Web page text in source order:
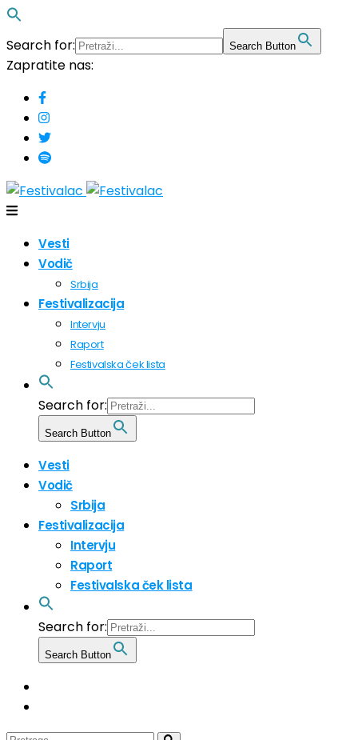
Search for: Search Button
Zapratite nas:
Vesti
Vodič
Srbija
Festivalizacija
Intervju
Raport
Festivalska ček lista
Search for:
Search Button
Vesti
Vodič
Srbija
Festivalizacija
Intervju
Raport
Festivalska ček lista
Search for:
Search Button